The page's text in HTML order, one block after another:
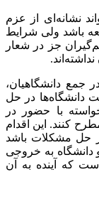
نشانه‌ای از عزم
باشد ولی شرایط
جز در شعار
جمع دانشگاهیان،
دانشگاه‌ها در حل
با حضور در
کنند. این اقدام
حل مشکلات باشد
دانشگاه به خروجی
که آینده به آن